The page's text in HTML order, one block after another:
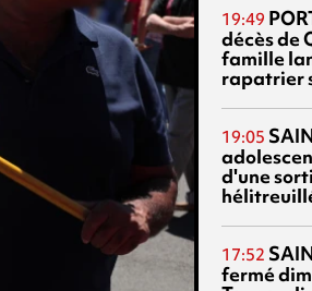
19:49
décès de
famille
rapatrier
19:05
d'une
17:52
fermé